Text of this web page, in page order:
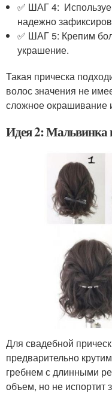
✅ ШАГ 4:
надежно
✅ ШАГ 5: Крепим
украшение.
Такая прическа
волос значения не
сложное окрашивание
Идея 2: Мальвинка
Для свадебной
предварительно
гребнем с длинными
объем, но не испортит